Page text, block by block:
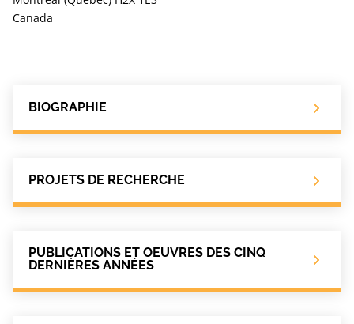
Canada
BIOGRAPHIE
PROJETS DE RECHERCHE
PUBLICATIONS ET OEUVRES DES CINQ
DERNIÈRES ANNÉES